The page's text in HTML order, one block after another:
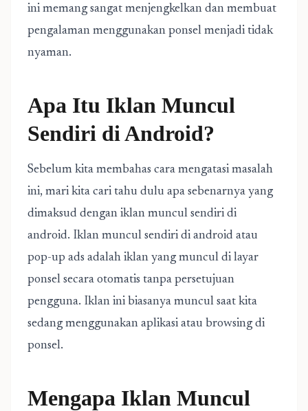
ini memang sangat menjengkelkan dan membuat
pengalaman menggunakan ponsel menjadi tidak
nyaman.
Apa Itu Iklan Muncul
Sendiri di Android?
Sebelum kita membahas cara mengatasi masalah
ini, mari kita cari tahu dulu apa sebenarnya yang
dimaksud dengan iklan muncul sendiri di
android. Iklan muncul sendiri di android atau
pop-up ads adalah iklan yang muncul di layar
ponsel secara otomatis tanpa persetujuan
pengguna. Iklan ini biasanya muncul saat kita
sedang menggunakan aplikasi atau browsing di
ponsel.
Mengapa Iklan Muncul